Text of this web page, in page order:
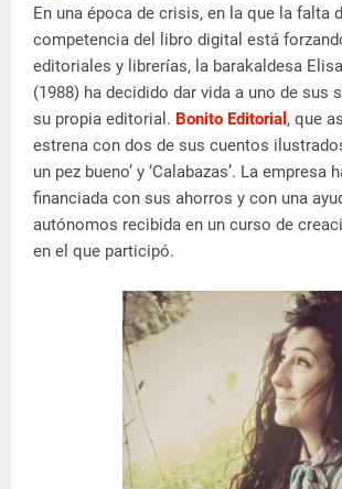
En una época de crisis, en la que la falta
competencia del libro digital está
editoriales y librerías, la barakaldesa
(1988) ha decidido dar vida a uno de sus
su propia editorial. Bonito Editorial , que
estrena con dos de sus cuentos
un pez bueno’ y ‘Calabazas’. La empresa
financiada con sus ahorros y con una
autónomos recibida en un curso de
en el que participó.